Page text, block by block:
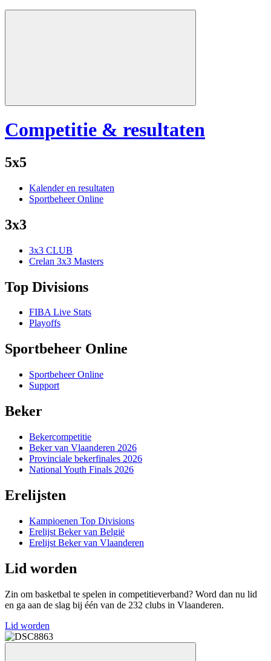
Competitie & resultaten
5x5
Kalender en resultaten
Sportbeheer Online
3x3
3x3 CLUB
Crelan 3x3 Masters
Top Divisions
FIBA Live Stats
Playoffs
Sportbeheer Online
Sportbeheer Online
Support
Beker
Bekercompetitie
Beker van Vlaanderen 2026
Provinciale bekerfinales 2026
National Youth Finals 2026
Erelijsten
Kampioenen Top Divisions
Erelijst Beker van België
Erelijst Beker van Vlaanderen
Lid worden
Zin om basketbal te spelen in competitieverband? Word dan nu lid
en ga aan de slag bij één van de 232 clubs in Vlaanderen.
Lid worden